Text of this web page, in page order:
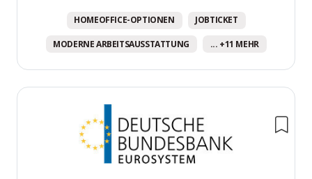
HOMEOFFICE-OPTIONEN JOBTICKET
MODERNE ARBEITSAUSSTATTUNG ... +11 MEHR